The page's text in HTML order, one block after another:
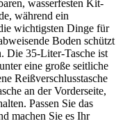
wasserfesten Kit-
während ein
wichtigsten Dinge für
Boden schützt
Die 35-Liter-Tasche ist
eine große seitliche
Reißverschlusstasche
an der Vorderseite,
Passen Sie das
machen Sie es Ihr